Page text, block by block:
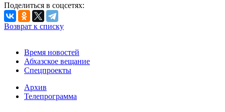
Поделиться в соцсетях:
Возврат к списку
Время новостей
Абхазское вещание
Спецпроекты
Архив
Телепрограмма